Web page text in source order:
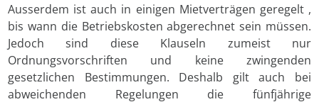
Ausserdem ist auch in einigen Mietverträgen geregelt ,
bis wann die Betriebskosten abgerechnet sein müssen.
Jedoch sind diese Klauseln zumeist nur
Ordnungsvorschriften und keine zwingenden
gesetzlichen Bestimmungen. Deshalb gilt auch bei
abweichenden Regelungen die fünfjährige